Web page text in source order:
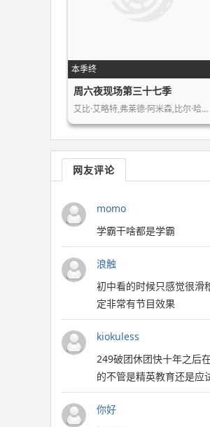
本季终
周六夜现场第三十七季
艾比·艾略特,弗莱德·阿米森,比尔·哈…
网友评论
momo
学霸干啥都是学霸
浪触
初中看的时候只感觉很滑
定非常有节目效果
kiokuless
249破团休团快十年之后
的不管是精英教育还是应
你好